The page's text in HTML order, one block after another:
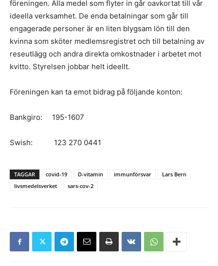
föreningen. Alla medel som flyter in går oavkortat till vår
ideella verksamhet. De enda betalningar som går till
engagerade personer är en liten blygsam lön till den
kvinna som sköter medlemsregistret och till betalning av
reseutlägg och andra direkta omkostnader i arbetet mot
kvitto. Styrelsen jobbar helt ideellt.
Föreningen kan ta emot bidrag på följande konton:
Bankgiro: 195-1607
Swish: 123 270 0441
TAGGAR covid-19 D-vitamin immunförsvar
Lars Bern
livsmedelsverket
sars-cov-2